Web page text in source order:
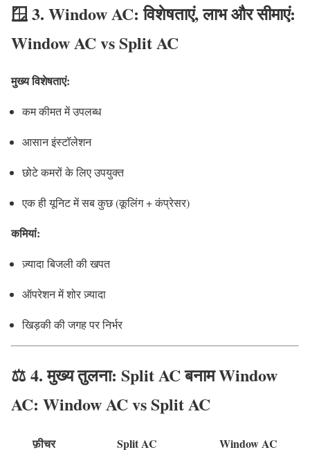
🪟 3. Window AC: विशेषताएं, लाभ और सीमाएं:
Window AC vs Split AC
मुख्य विशेषताएं:
कम कीमत में उपलब्ध
आसान इंस्टॉलेशन
छोटे कमरों के लिए उपयुक्त
एक ही यूनिट में सब कुछ (कूलिंग + कंप्रेसर)
कमियां:
ज़्यादा बिजली की खपत
ऑपरेशन में शोर ज़्यादा
खिड़की की जगह पर निर्भर
⚖️ 4. मुख्य तुलना: Split AC बनाम Window
AC: Window AC vs Split AC
फ़ीचर Split AC Window AC